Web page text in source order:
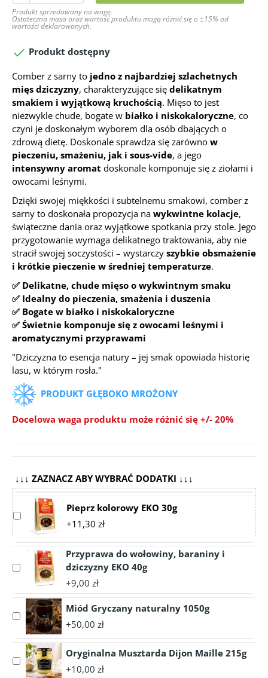
Produkt sprzedawany na wagę.
Ostateczna masa oraz wartość produktu mogą różnić się o ±15% od
wartości deklarowanych.
 Produkt dostępny
Comber z sarny to jedno z najbardziej szlachetnych
mięs dziczyzny, charakteryzujące się delikatnym
smakiem i wyjątkową kruchością. Mięso to jest
niezwykle chude, bogate w białko i niskokaloryczne, co
czyni je doskonałym wyborem dla osób dbających o
zdrową dietę. Doskonale sprawdza się zarówno w
pieczeniu, smażeniu, jak i sous-vide, a jego
intensywny aromat doskonale komponuje się z ziołami i
owocami leśnymi.
Dzięki swojej miękkości i subtelnemu smakowi, comber z
sarny to doskonała propozycja na wykwintne kolacje,
świąteczne dania oraz wyjątkowe spotkania przy stole. Jego
przygotowanie wymaga delikatnego traktowania, aby nie
stracił swojej soczystości – wystarczy szybkie obsmażenie
i krótkie pieczenie w średniej temperaturze.
✅ Delikatne, chude mięso o wykwintnym smaku
✅ Idealny do pieczenia, smażenia i duszenia
✅ Bogate w białko i niskokaloryczne
✅ Świetnie komponuje się z owocami leśnymi i
aromatycznymi przyprawami
"Dziczyzna to esencja natury – jej smak opowiada historię
lasu, w którym rosła."
PRODUKT GŁĘBOKO MROŻONY
Docelowa waga produktu może różnić się +/- 20%
↓↓↓ ZAZNACZ ABY WYBRAĆ DODATKI ↓↓↓
Select
accessory
kolorowy
EKO
30g
Pieprz kolorowy EKO 30g
+11,30 zł
Select
accessory
do
wołowiny,
baraniny
dziczyzny
EKO
Przyprawa do wołowiny, baraniny i
dziczyzny EKO 40g
+9,00 zł
Select
accessory
Miód
Gryczany
naturalny
Miód Gryczany naturalny 1050g
+50,00 zł
Select
accessory
Oryginalna Musztarda Dijon Maille 215g
+10,00 zł